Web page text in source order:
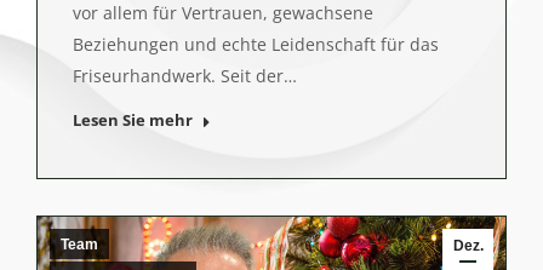
vor allem für Vertrauen, gewachsene
Beziehungen und echte Leidenschaft für das
Friseurhandwerk. Seit der…
Lesen Sie mehr
Dez.
Team